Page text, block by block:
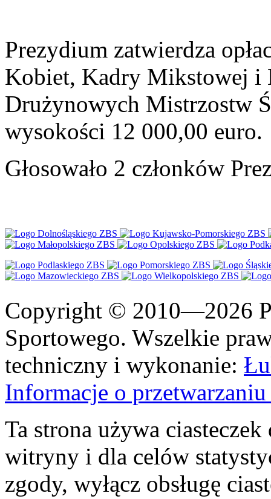
Prezydium zatwierdza
Kobiet, Kadry Mikstowej i
Drużynowych Mistrzostw
wysokości 12 000,00 euro.
Głosowało 2 członków
Copyright © 2010—2026
Sportowego. Wszelkie
techniczny i wykonanie:
Informacje o
Ta strona używa
witryny i dla celów
zgody, wyłącz obsługę